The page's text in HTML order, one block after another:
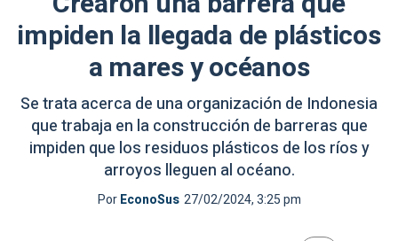
impiden la llegada de plásticos
a mares y océanos
Se trata acerca de una organización de Indonesia
que trabaja en la construcción de barreras que
impiden que los residuos plásticos de los ríos y
arroyos lleguen al océano.
PorEconoSus 27/02/2024, 3:25 pm